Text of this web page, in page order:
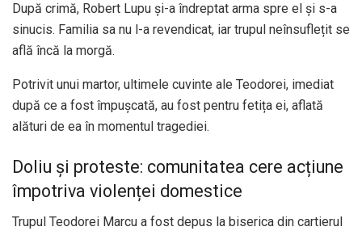
După crimă, Robert Lupu și-a îndreptat arma spre el și s-a
sinucis. Familia sa nu l-a revendicat, iar trupul neînsuflețit se
află încă la morgă.
Potrivit unui martor, ultimele cuvinte ale Teodorei, imediat
după ce a fost împușcată, au fost pentru fetița ei, aflată
alături de ea în momentul tragediei.
Doliu și proteste: comunitatea cere acțiune
împotriva violenței domestice
Trupul Teodorei Marcu a fost depus la biserica din cartierul